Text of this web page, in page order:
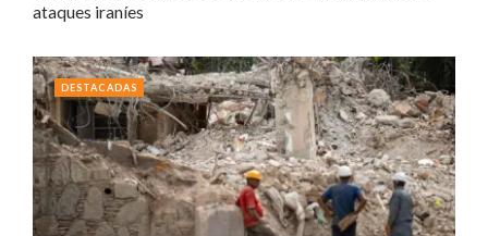
ataques iraníes
DESTACADAS